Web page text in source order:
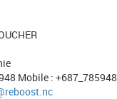
Mobile : +687_785948